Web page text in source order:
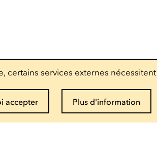
certains services externes
accepter Plus d'information